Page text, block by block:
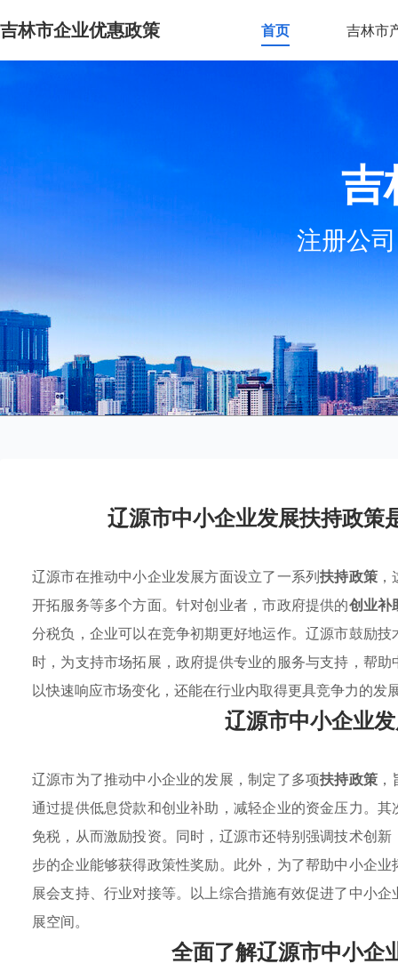
吉林市企业优惠政策 首页 吉林市
吉
注册公
辽源市中小企业发展扶持政策
辽源市在推动中小企业发展方面设立了一系列扶持政策
开拓服务等多个方面。针对创业者，市政府提供的创业补
分税负，企业可以在竞争初期更好地运作。辽源市鼓励
时，为支持市场拓展，政府提供专业的服务与支持，帮
以快速响应市场变化，还能在行业内取得更具竞争力的发
辽源市中小企业
辽源市为了推动中小企业的发展，制定了多项扶持政策
通过提供低息贷款和创业补助，减轻企业的资金压力。其
免税，从而激励投资。同时，辽源市还特别强调技术创新
步的企业能够获得政策性奖励。此外，为了帮助中小企
展会支持、行业对接等。以上综合措施有效促进了中小
展空间。
全面了解辽源市中小企